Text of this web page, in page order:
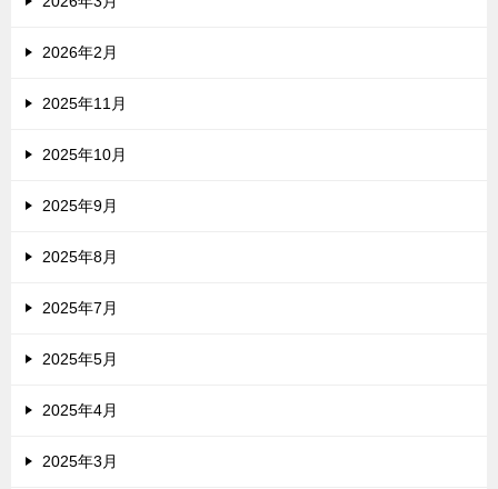
2026年2月
2025年11月
2025年10月
2025年9月
2025年8月
2025年7月
2025年5月
2025年4月
2025年3月